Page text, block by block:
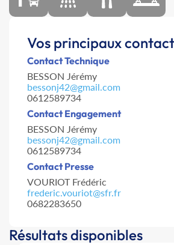
Vos principaux
Contact Technique
BESSON Jérémy
bessonj42@gmail.com
0612589734
Contact Engagement
BESSON Jérémy
bessonj42@gmail.com
0612589734
Contact Presse
VOURIOT Frédéric
frederic.vouriot@sfr.fr
0682283650
Résultats disponibles